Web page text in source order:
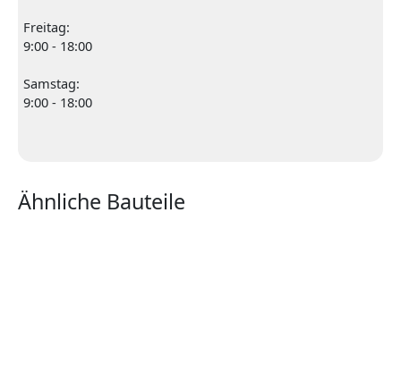
Freitag:
9:00 - 18:00
Samstag:
9:00 - 18:00
Ähnliche Bauteile